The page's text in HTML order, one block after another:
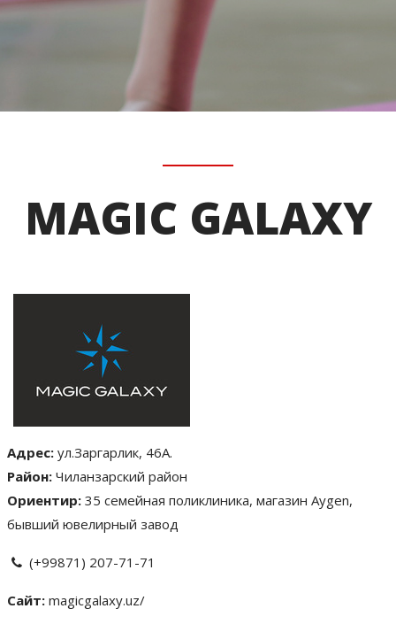
MAGIC GALAXY
Адрес: ул.Заргарлик, 46А.
Район: Чиланзарский район
Ориентир: 35 семейная поликлиника, магазин Aygen,
бывший ювелирный завод
(+99871) 207-71-71
Сайт: magicgalaxy.uz/